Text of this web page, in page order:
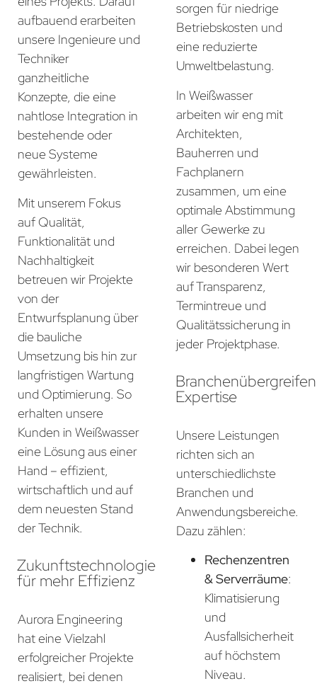
aufbauend erarbeiten
unsere Ingenieure und
Techniker
ganzheitliche
Konzepte, die eine
nahtlose Integration in
bestehende oder
neue Systeme
gewährleisten.
Mit unserem Fokus
auf Qualität,
Funktionalität und
Nachhaltigkeit
betreuen wir Projekte
von der
Entwurfsplanung über
die bauliche
Umsetzung bis hin zur
langfristigen Wartung
und Optimierung. So
erhalten unsere
Kunden in Weißwasser
eine Lösung aus einer
Hand – effizient,
wirtschaftlich und auf
dem neuesten Stand
der Technik.
Zukunftstechnologie
für mehr Effizienz
Aurora Engineering
hat eine Vielzahl
erfolgreicher Projekte
realisiert, bei denen
sorgen für niedrige
Betriebskosten und
eine reduzierte
Umweltbelastung.
In Weißwasser
arbeiten wir eng mit
Architekten,
Bauherren und
Fachplanern
zusammen, um eine
optimale Abstimmung
aller Gewerke zu
erreichen. Dabei legen
wir besonderen Wert
auf Transparenz,
Termintreue und
Qualitätssicherung in
jeder Projektphase.
Expertise
Unsere Leistungen
richten sich an
unterschiedlichste
Branchen und
Anwendungsbereiche.
Dazu zählen:
Rechenzentren
& Serverräume:
Klimatisierung
und
Ausfallsicherheit
auf höchstem
Niveau.